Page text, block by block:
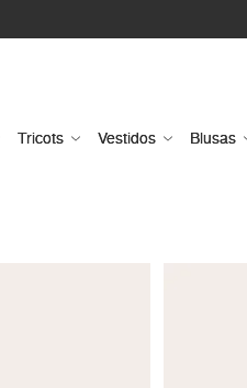
Tricots Vestidos Blusas